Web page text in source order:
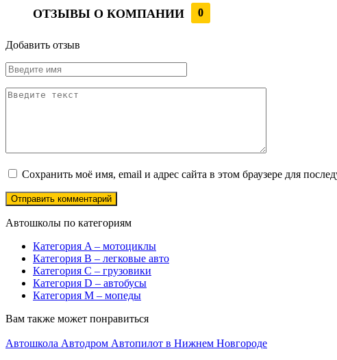
ОТЗЫВЫ О КОМПАНИИ 0
Добавить отзыв
Сохранить моё имя, email и адрес сайта в этом браузере для
Автошколы по категориям
Категория A – мотоциклы
Категория B – легковые авто
Категория C – грузовики
Категория D – автобусы
Категория M – мопеды
Вам также может понравиться
Автошкола Автодром Автопилот в Нижнем Новгороде